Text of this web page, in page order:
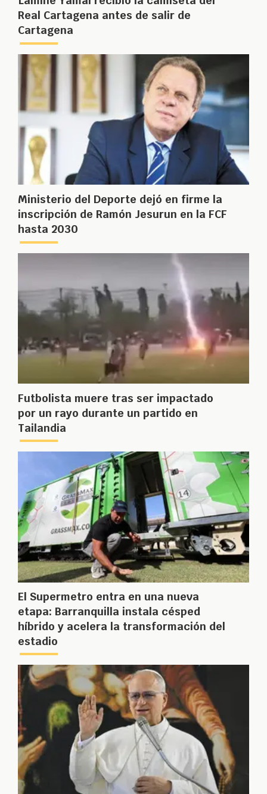
Real Cartagena antes de salir de
Cartagena
Ministerio del Deporte dejó en firme la
inscripción de Ramón Jesurun en la FCF
hasta 2030
Futbolista muere tras ser impactado
por un rayo durante un partido en
Tailandia
El Supermetro entra en una nueva
etapa: Barranquilla instala césped
híbrido y acelera la transformación del
estadio